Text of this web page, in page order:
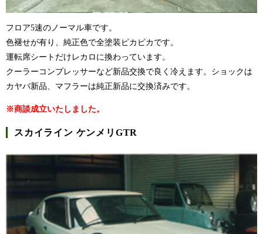
フロア5速のノーマル車です。
色褪せが有り、純正色で全塗装ピカピカです。
運転席シートだけレカロに換わっています。
クーラーコンプレッサーなど新品交換で良く冷えます。ショックは
カヤバ新品、マフラーは純正新品に交換済みです。
※商談成立いたしました。
スカイライン ケンメリGTR